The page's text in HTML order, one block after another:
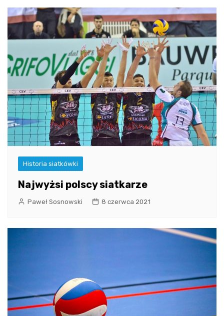
Historia siatkówki
Najwyżsi polscy siatkarze
Paweł Sosnowski 8 czerwca 2021